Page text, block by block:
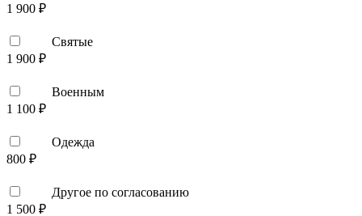
1 900 ₽
Святые
1 900 ₽
Военным
1 100 ₽
Одежда
800 ₽
Другое по согласованию
1 500 ₽